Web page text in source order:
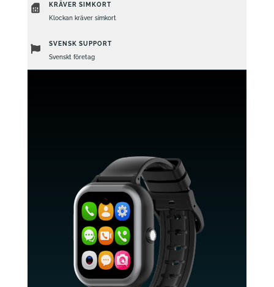
KRÄVER SIMKORT
Klockan kräver simkort
SVENSK SUPPORT
Svenskt företag